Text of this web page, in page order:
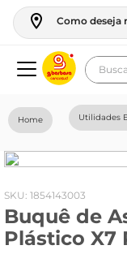
Como deseja
Utilidades
: 1854143003
Buquê de
Plástico X7
geladeira
fogao
café
cerveja